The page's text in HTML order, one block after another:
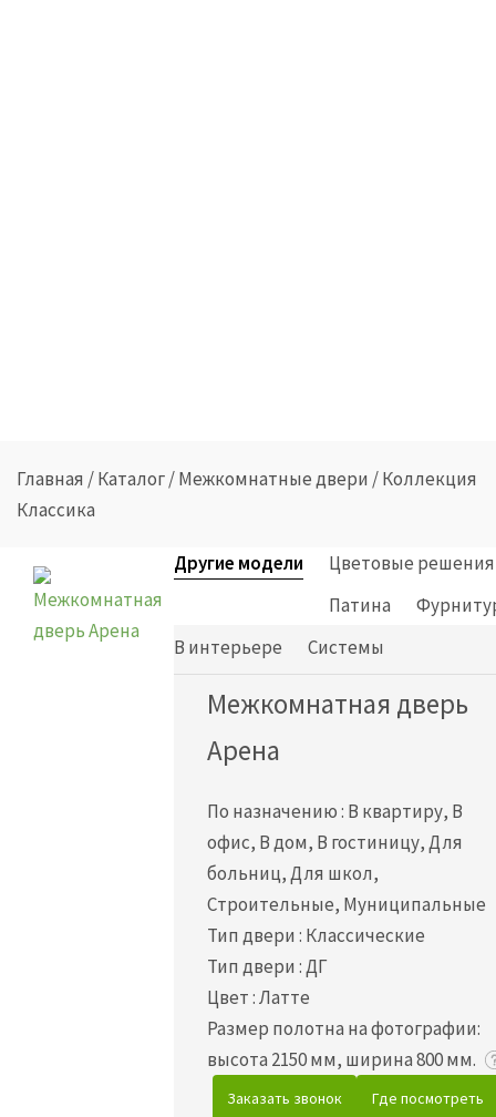
Главная /Каталог/Межкомнатные двери /Коллекция
Классика
Межкомнатная дверь
Арена
По назначению: В квартиру, В
офис, В дом, В гостиницу, Для
больниц, Для школ,
Строительные, Муниципальные
Тип двери : Классические
Тип двери :ДГ
Цвет:Латте
Размер полотна на фотографии:
высота 2150 мм, ширина 800 мм.
Заказать звонок Где посмотреть
Другие модели
Цветовые решения
Патина
В интерьере
Cистемы